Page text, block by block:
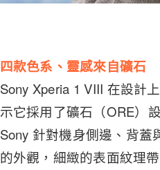
四款色系、靈感來自礦石
Sony Xperia 1 VIII 在設計
示它採用了礦石（ORE）
Sony 針對機身側邊、背
的外觀，細緻的表面紋理